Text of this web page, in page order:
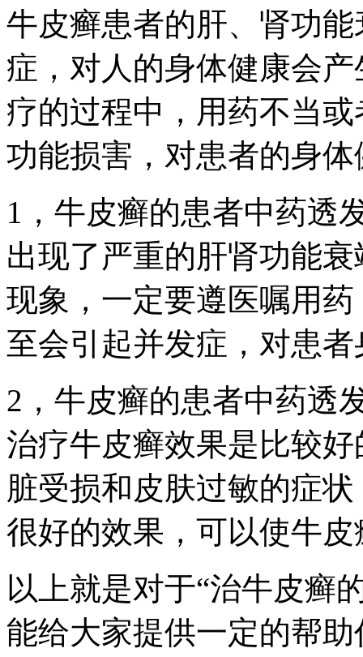
牛皮癣患者的肝、肾功
症，对人的身体健康会
疗的过程中，用药不当
功能损害，对患者的身
1，牛皮癣的患者中药透
出现了严重的肝肾功能
现象，一定要遵医嘱用
至会引起并发症，对患
2，牛皮癣的患者中药透
治疗牛皮癣效果是比较
脏受损和皮肤过敏的症
很好的效果，可以使牛
以上就是对于“治牛皮癣
能给大家提供一定的帮